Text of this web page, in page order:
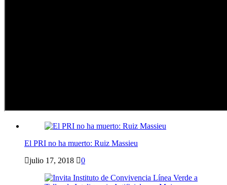
El PRI no ha muerto: Ruiz Massieu
julio 17, 2018
0